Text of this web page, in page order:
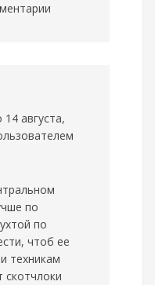
августа,
по
по
чтоб ее
техникам